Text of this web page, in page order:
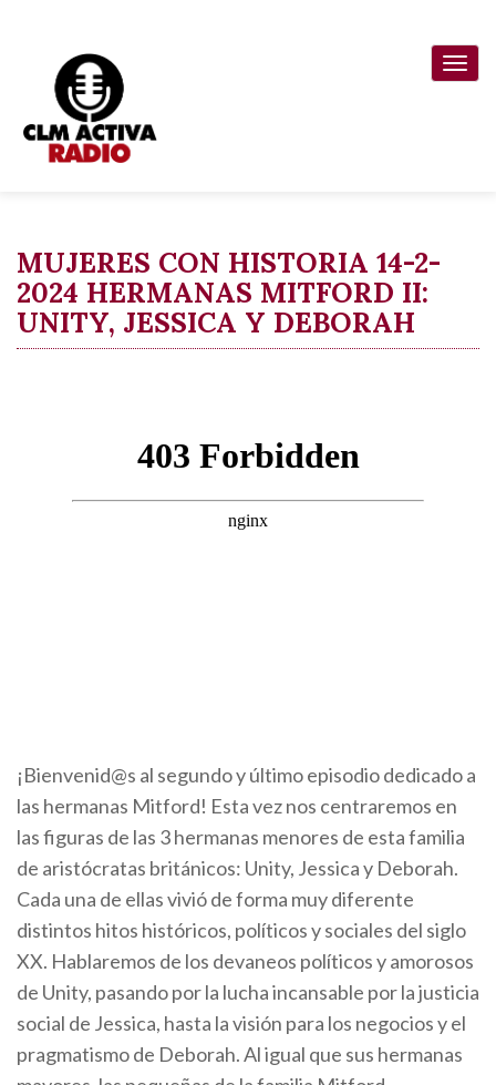
contenido
principal
MUJERES CON HISTORIA 14-2-
2024 HERMANAS MITFORD II:
UNITY, JESSICA Y DEBORAH
¡Bienvenid@s al segundo y último episodio dedicado a
las hermanas Mitford! Esta vez nos centraremos en
las figuras de las 3 hermanas menores de esta familia
de aristócratas británicos: Unity, Jessica y Deborah.
Cada una de ellas vivió de forma muy diferente
distintos hitos históricos, políticos y sociales del siglo
XX. Hablaremos de los devaneos políticos y amorosos
de Unity, pasando por la lucha incansable por la justicia
social de Jessica, hasta la visión para los negocios y el
pragmatismo de Deborah. Al igual que sus hermanas